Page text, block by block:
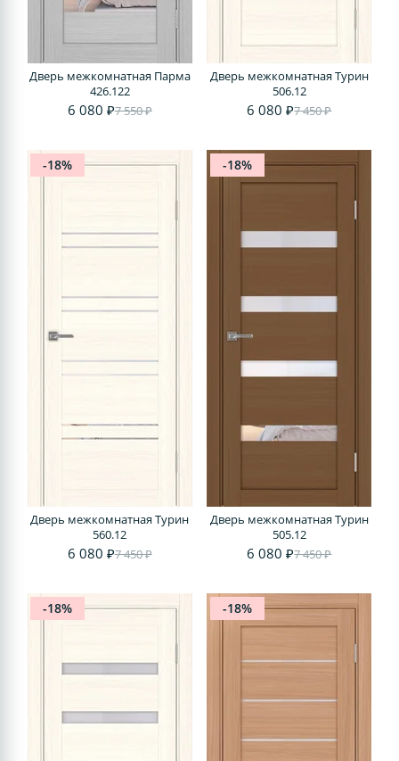
Дверь межкомнатная Парма
426.122
6 080 ₽7 550 ₽
Дверь межкомнатная Турин
506.12
6 080 ₽7 450 ₽
-18%
Дверь межкомнатная Турин
560.12
6 080 ₽7 450 ₽
-18%
Дверь межкомнатная Турин
505.12
6 080 ₽7 450 ₽
-18% -18%